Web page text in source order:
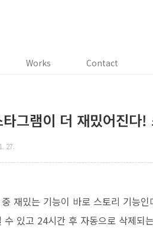
Works Contact
그램이 더 재밌어진다!
27.
재밌는 기능이 바로 스토리 기능인
수 있고 24시간 후 자동으로 삭제되